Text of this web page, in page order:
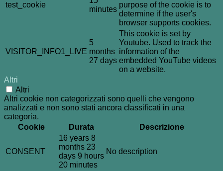
test_cookie
minutes
purpose of the cookie is to
determine if the user's
browser supports cookies.
VISITOR_INFO1_LIVE
5
months
27 days
This cookie is set by
Youtube. Used to track the
information of the
embedded YouTube videos
on a website.
Altri
Altri
Altri cookie non categorizzati sono quelli che vengono
analizzati e non sono stati ancora classificati in una
categoria.
Cookie
Durata Descrizione
CONSENT
16 years 8
months 23
days 9 hours
20 minutes
No description